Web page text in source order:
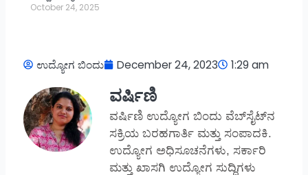
October 24, 2025
ಉದ್ಯೋಗ ಬಿಂದು December 24, 2023 1:29 am
ವರ್ಷಿಣಿ
ವರ್ಷಿಣಿ ಉದ್ಯೋಗ ಬಿಂದು ವೆಬ್‌ಸೈಟ್‌ನ
ಸಕ್ರಿಯ ಬರಹಗಾರ್ತಿ ಮತ್ತು ಸಂಪಾದಕಿ.
ಉದ್ಯೋಗ ಅಧಿಸೂಚನೆಗಳು, ಸರ್ಕಾರಿ
ಮತ್ತು ಖಾಸಗಿ ಉದ್ಯೋಗ ಸುದ್ದಿಗಳು